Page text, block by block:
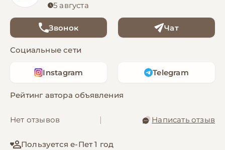
5 августа
Звонок Чат
Социальные сети
Instagram Telegram
Рейтинг автора объявления
Нет отзывов Написать отзыв
Пользуется е-Пет 1 год